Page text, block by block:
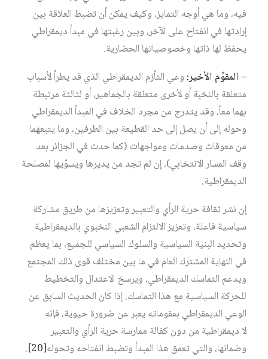
فيه، وما هي أوجه التمايز، وكيف يمكن أن تضبط العلاقة بين
إرادتها في انفتاح على الآخر، وبين رغبتها في مبدأ ديمقراطي
يحفظ لها ذاتها وخصوصياتها الحضارية.
– المقوِّم الأخير:وعي التأزم الديمقراطي الذي قد يطرأ لأسباب
متعلقة بالنخبة أو لأخرى متعلقة بالجماهير، أو لثالثة مرتبطة
بهما معاً، وقد يتدرج من مجرد الخلاف في المبدأ الديمقراطي
وحوله إلى أن يصل إلى حد القطيعة بين الطرفين، وما يتبعهما
من معوقات وصدمات ومواجهات (كما حدث في الجزائر بعد
وقف المسار الانتخابي)، إن لم تجد من يديرها ويسوّيها لمصلحة
الديمقراطية.
إن نشر ثقافة حرية الرأي والتعبير وتعزيزها من طريق مشاركة
سياسية فاعلة، وتعزيز الالتزام الشعبي النخبوي بالديمقراطية
وتحديد البنية السياسية والسلوك السياسي للجميع، بما يعظم
في النهاية المشترك العام في ما بين مختلف قوى ذلك المجتمع
ويدعم التماسك الديمقراطي، ويرسخ الاعتدال والتخطيط
للحركة السياسية مع هذا التماسك. إذا كان الحديث السابق عن
الوعي الديمقراطي بمقوماته يعبر عن ضرورة حيوية، فإنه
لا ديمقراطية من دون كفالة ممارسة حرية الرأي والتعبير
وضمانها، والتي تعمق هذا المبدأ وتضبط انفتاحه وتحوله‏[20]
.